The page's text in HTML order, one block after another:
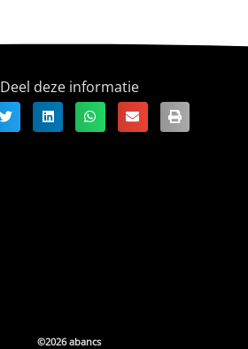
Deel deze informatie
©2026 abancs